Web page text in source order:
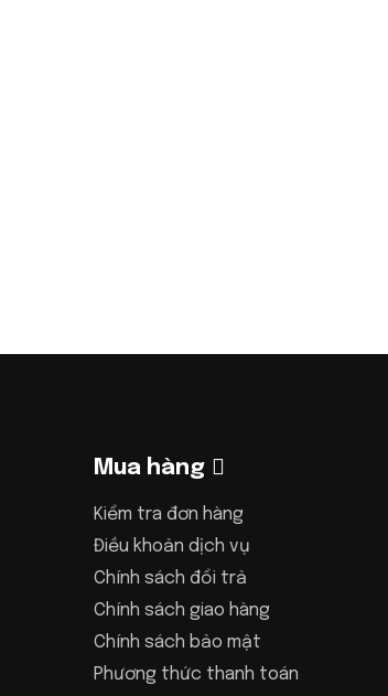
Mua hàng
Kiểm tra đơn hàng
Điều khoản dịch vụ
Chính sách đổi trả
Chính sách giao hàng
Chính sách bảo mật
Phương thức thanh toán